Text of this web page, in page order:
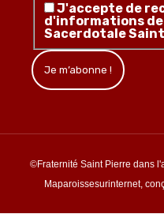
J'accepte de
d'informations
Sacerdotale
©Fraternité Saint Pierre dans
Maparoissesurinternet,